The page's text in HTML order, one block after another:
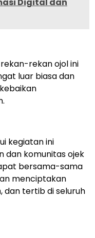
Digital dan
rekan ojol ini
luar biasa dan
kegiatan ini
dan komunitas ojek
bersama-sama
menciptakan
dan tertib di seluruh